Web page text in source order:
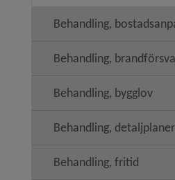
Behandling,
Behandling,
Behandling, bygglov
Behandling,
Behandling, fritid